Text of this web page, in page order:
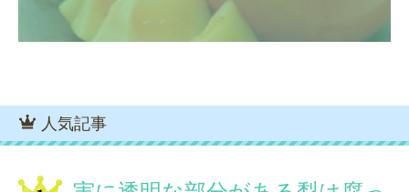
人気記事